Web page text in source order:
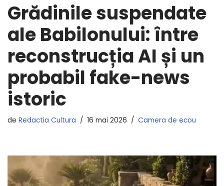
Grădinile suspendate
ale Babilonului: între
reconstrucția AI și un
probabil fake-news
istoric
de Redactia Cultura 16 mai 2026 Camera de ecou